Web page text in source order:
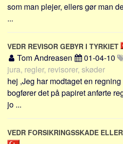
Redigering
Tekstannoncer
Bannere
Hjælp
som man plejer, ellers gør man
...
VEDR REVISOR GEBYR I TYRKIET
Tom Andreasen 01-04-10
jura, regler, revisorer, skøder
hej ,Jeg har modtaget en
bogfører det på papiret anførte
jo ...
VEDR FORSIKRINGSSKADE